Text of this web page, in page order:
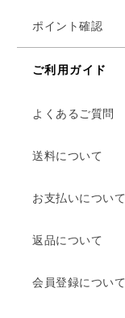
ポイント確認
ご利用ガイド
よくあるご質問
送料について
お支払いについて
返品について
会員登録について